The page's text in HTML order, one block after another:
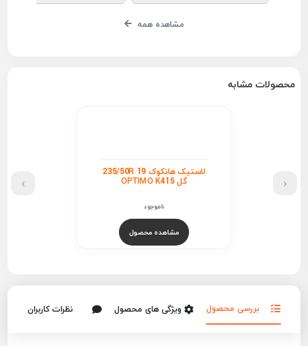
مشاهده همه
محصولات مشابه
لاستیک هانکوک 235/50R 19
گل OPTIMO K415
ناموجود
مشاهده محصول
‹
›
بررسی محصول ویژگی های محصول نظرات کاربران